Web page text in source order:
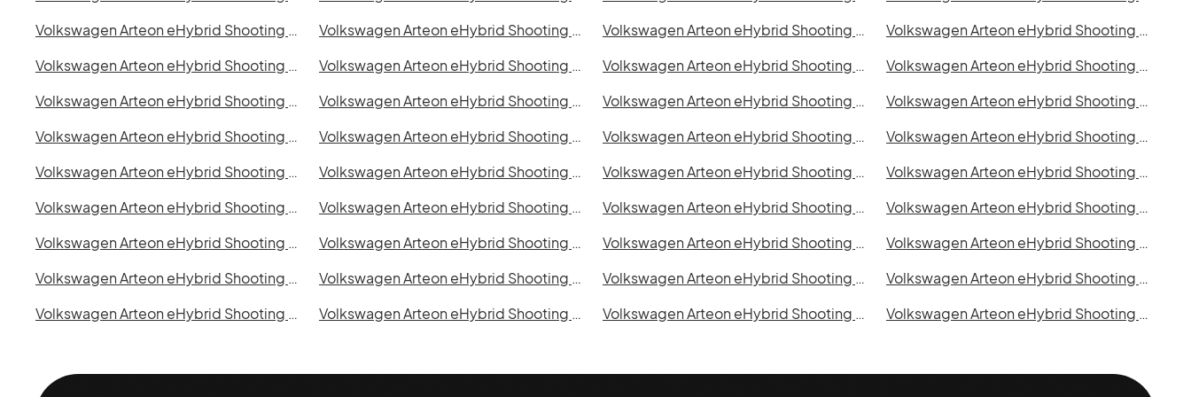
Volkswagen Arteon eHybrid Shooting Brake i Malmö
Volkswagen Arteon eHybrid Shooting Brake i Örebro Volkswagen Arteon eHybrid Shooting Brake i Norrköping
Volkswagen Arteon eHybrid Shooting Brake i Linköping
Volkswagen Arteon eHybrid Shooting Brake i Uppsala
Volkswagen Arteon eHybrid Shooting Brake i Västerås Volkswagen Arteon eHybrid Shooting Brake i Halmstad
Volkswagen Arteon eHybrid Shooting Brake i Växjö
Volkswagen Arteon eHybrid Shooting Brake i Eskilstuna
Volkswagen Arteon eHybrid Shooting Brake i Kalmar Volkswagen Arteon eHybrid Shooting Brake i Karlskrona
Volkswagen Arteon eHybrid Shooting Brake i Karlstad
Volkswagen Arteon eHybrid Shooting Brake i Kristianstad
Volkswagen Arteon eHybrid Shooting Brake i Sundsvall Volkswagen Arteon eHybrid Shooting Brake i Umeå
Volkswagen Arteon eHybrid Shooting Brake i Varberg
Volkswagen Arteon eHybrid Shooting Brake i Borås
Volkswagen Arteon eHybrid Shooting Brake i Falkenberg Volkswagen Arteon eHybrid Shooting Brake i Gävle
Volkswagen Arteon eHybrid Shooting Brake i Luleå
Volkswagen Arteon eHybrid Shooting Brake i Lund
Volkswagen Arteon eHybrid Shooting Brake i Mönsterås Volkswagen Arteon eHybrid Shooting Brake i Uddevalla
Volkswagen Arteon eHybrid Shooting Brake i Västervik
Volkswagen Arteon eHybrid Shooting Brake i Ystad
Volkswagen Arteon eHybrid Shooting Brake i Östersund Volkswagen Arteon eHybrid Shooting Brake i Borlänge
Volkswagen Arteon eHybrid Shooting Brake i Kiruna
Volkswagen Arteon eHybrid Shooting Brake i Nyköping
Volkswagen Arteon eHybrid Shooting Brake i Oskarshamn Volkswagen Arteon eHybrid Shooting Brake i Sigtuna
Volkswagen Arteon eHybrid Shooting Brake i Skellefteå
Volkswagen Arteon eHybrid Shooting Brake i Skövde
Volkswagen Arteon eHybrid Shooting Brake i Trollhättan Volkswagen Arteon eHybrid Shooting Brake i Alingsås Volkswagen Arteon eHybrid Shooting Brake i Båstad